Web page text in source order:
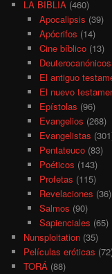
LA BIBLIA (460)
Apocalipsis (39)
Apócrifos (14)
Cine bíblico(13)
Deuterocanónicos
El antiguo
El nuevo
Epístolas (96)
Evangelios (268)
Evangelistas
Pentateuco(83)
Poéticos (143)
Profetas (115)
Revelaciones (36)
Salmos (90)
Sapienciales (65)
Nunsploitation (35)
Películas eróticas
TORÁ (88)